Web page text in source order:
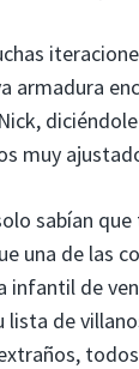
armadura
muy
sabían
una de las
infantil de
lista de